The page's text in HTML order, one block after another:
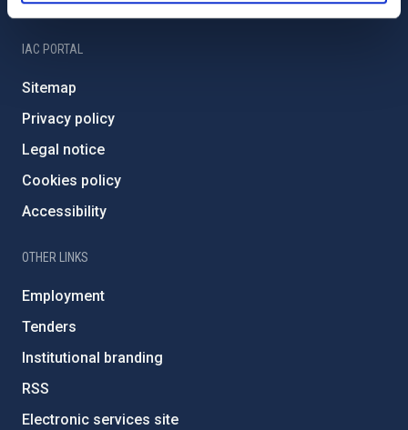
IAC PORTAL
Sitemap
Privacy policy
Legal notice
Cookies policy
Accessibility
OTHER LINKS
Employment
Tenders
Institutional branding
RSS
Electronic services site